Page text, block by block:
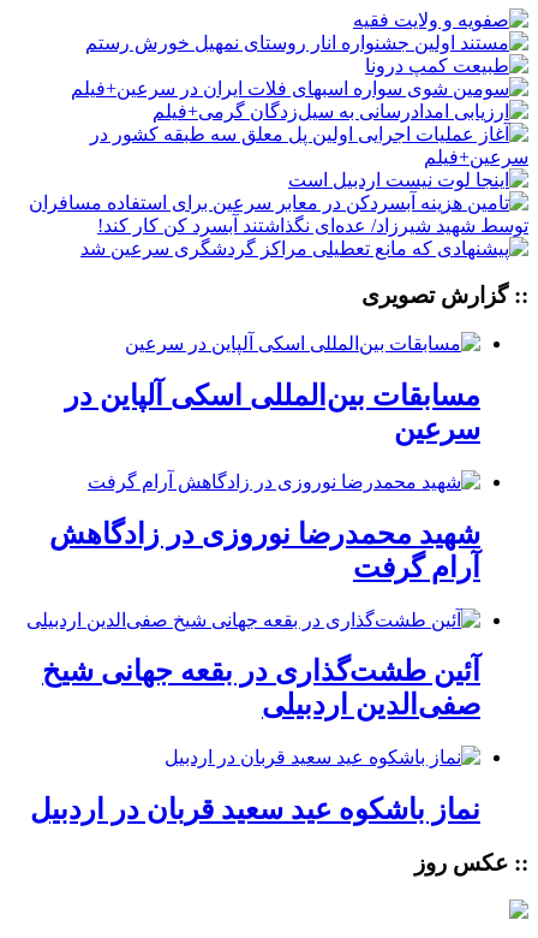
:: گزارش تصویری
مسابقات بین‌المللی اسکی آلپاین در
سرعین
شهید محمدرضا نوروزی در زادگاهش
آرام گرفت
آئین طشت‌گذاری در بقعه جهانی شیخ
صفی‌الدین اردبیلی
نماز باشکوه عید سعید قربان در اردبیل
:: عکس روز